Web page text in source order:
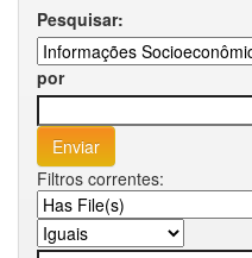
Pesquisar:
por
Filtros correntes: